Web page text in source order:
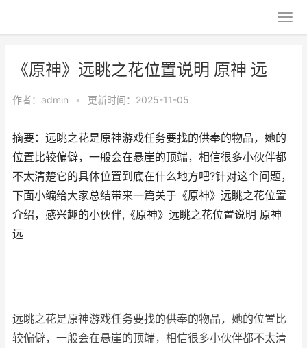
《原神》远眺之花位置说明 原神 远
作者： admin • 更新时间：2025-11-05
摘要：远眺之花是原神游戏任务要找的供奉的物品，她的
位置比较偏僻，一般会在悬崖的顶端，相信很多小伙伴都
不太清楚它的具体位置到底在什么地方吧?针对这个问题，
下面小编给大家总结带来一篇关于《原神》远眺之花位置
介绍，感兴趣的小伙伴,《原神》远眺之花位置说明 原神
远
远眺之花是原神游戏任务要找的供奉的物品，她的位置比
较偏僻，一般会在悬崖的顶端，相信很多小伙伴都不太清